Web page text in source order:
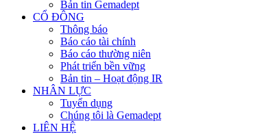
Bản tin Gemadept
CỔ ĐÔNG
Thông báo
Báo cáo tài chính
Báo cáo thường niên
Phát triển bền vững
Bản tin – Hoạt động IR
NHÂN LỰC
Tuyển dụng
Chúng tôi là Gemadept
LIÊN HỆ